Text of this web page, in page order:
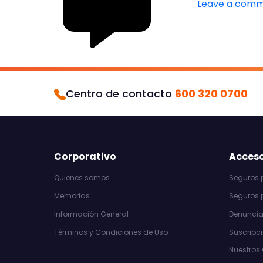
Leave a
Centro de contacto 600 320 0700
Corporativo
Quienes somos
Memorias
Información General
Términos y Condiciones de Uso
Seguros
Seguros